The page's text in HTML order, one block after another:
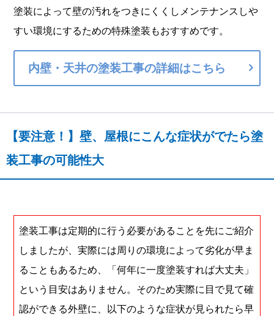
塗装によって壁の汚れをつきにくくしメンテナンスしや
すい環境にするための特殊塗装もおすすめです。
内壁・天井の塗装工事の詳細はこちら
【要注意！】壁、屋根にこんな症状がでたら塗
装工事の可能性大
塗装工事は定期的に行う必要があることを先にご紹介
しましたが、実際には周りの環境によって劣化が早ま
ることもあるため、「何年に一度塗装すれば大丈夫」
という目安はありません。そのため実際に目で見て確
認ができる外壁に、以下のような症状が見られたら早